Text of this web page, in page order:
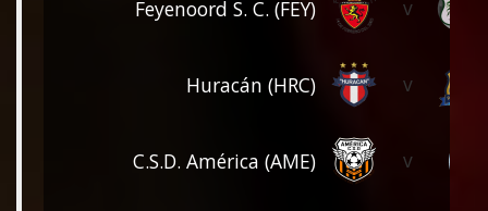
Feyenoord S. C. (FEY) v
Huracán (HRC) v
C.S.D. América (AME) v